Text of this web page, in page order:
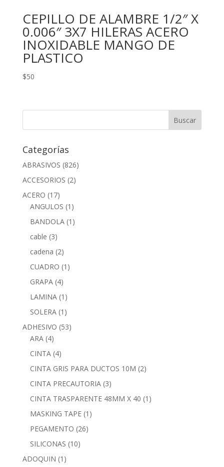
CEPILLO DE ALAMBRE 1/2″ X
0.006″ 3X7 HILERAS ACERO
INOXIDABLE MANGO DE
PLASTICO
$50
Categorías
ABRASIVOS (826)
ACCESORIOS (2)
ACERO (17)
ANGULOS (1)
BANDOLA (1)
cable (3)
cadena (2)
CUADRO (1)
GRAPA (4)
LAMINA (1)
SOLERA (1)
ADHESIVO (53)
ARA (4)
CINTA (4)
CINTA GRIS PARA DUCTOS 10M (2)
CINTA PRECAUTORIA (3)
CINTA TRASPARENTE 48MM X 40 (1)
MASKING TAPE (1)
PEGAMENTO (26)
SILICONAS (10)
ADOQUIN (1)